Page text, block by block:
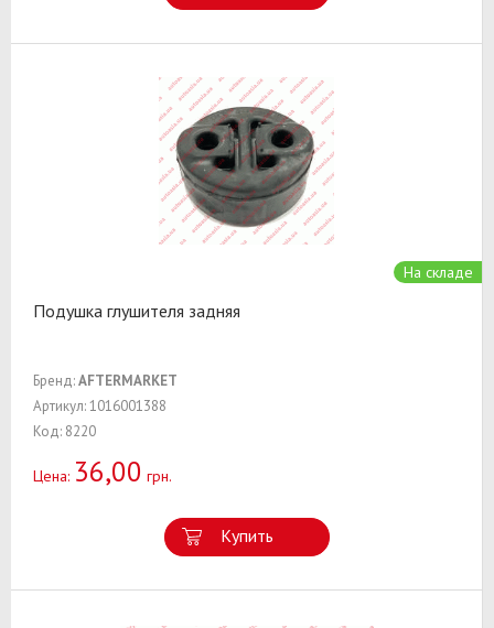
На складе
Подушка глушителя задняя
Бренд:AFTERMARKET
Артикул: 1016001388
Код: 8220
Цена: 36,00 грн.
Купить